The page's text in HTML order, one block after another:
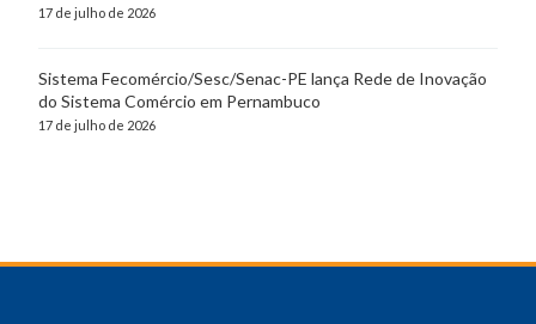
17 de julho de 2026
Sistema Fecomércio/Sesc/Senac-PE lança Rede de Inovação
do Sistema Comércio em Pernambuco
17 de julho de 2026